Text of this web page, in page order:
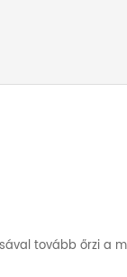
tovább őrzi a